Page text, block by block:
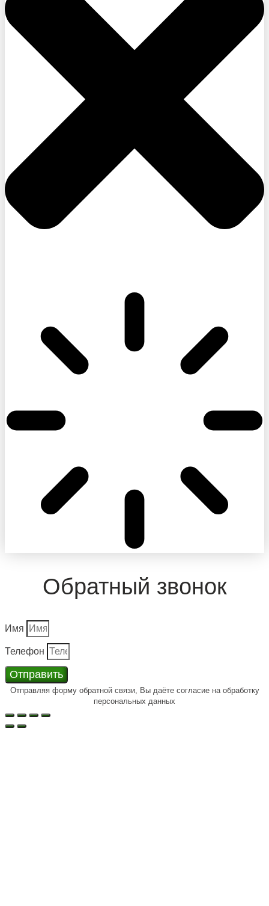
Обратный звонок
Имя
Телефон
Отправить
Отправляя форму обратной связи, Вы даёте согласие на обработку
персональных данных